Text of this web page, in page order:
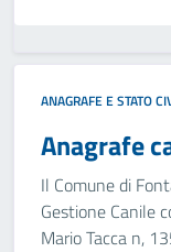
ANAGRAFE E STATO
Anagrafe
Il Comune di
Gestione Canile
Mario Tacca n,